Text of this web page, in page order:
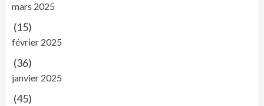
mars 2025
(15)
février 2025
(36)
janvier 2025
(45)